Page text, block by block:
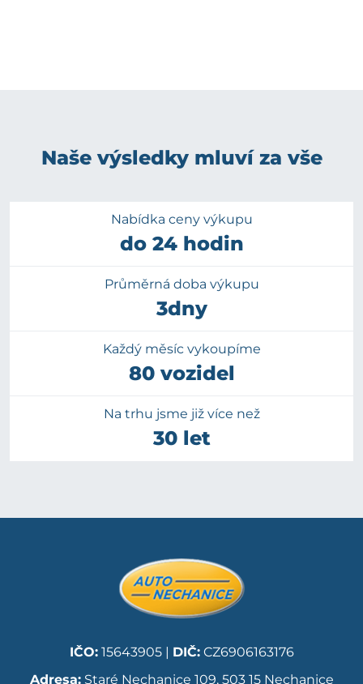
Naše výsledky mluví za vše
Nabídka ceny výkupu
do 24 hodin
Průměrná doba výkupu
3dny
Každý měsíc vykoupíme
80 vozidel
Na trhu jsme již více než
30 let
IČO:15643905 | DIČ:CZ6906163176
Adresa:Staré Nechanice 109, 503 15 Nechanice